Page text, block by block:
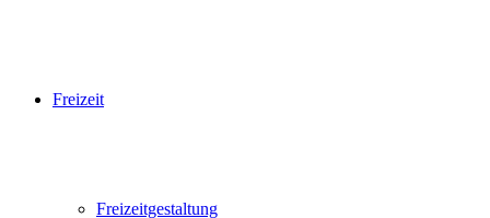
Freizeit
Freizeitgestaltung